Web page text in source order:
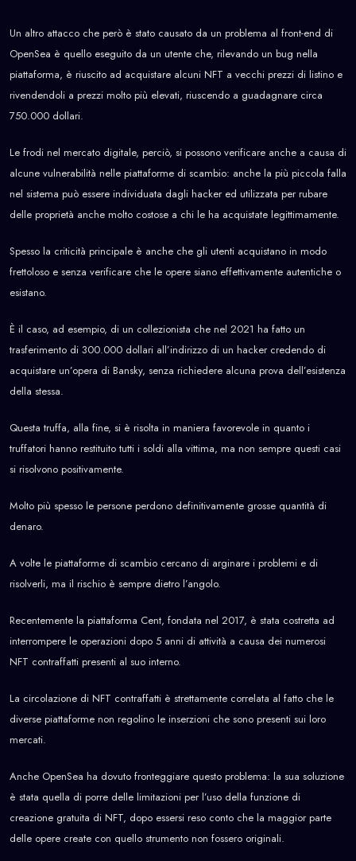
Un altro attacco che però è stato causato da un problema al front-end di
OpenSea è quello eseguito da un utente che, rilevando un bug nella
piattaforma, è riuscito ad acquistare alcuni NFT a vecchi prezzi di listino e
rivendendoli a prezzi molto più elevati, riuscendo a guadagnare circa
750.000 dollari.
Le frodi nel mercato digitale, perciò, si possono verificare anche a causa di
alcune vulnerabilità nelle piattaforme di scambio: anche la più piccola falla
nel sistema può essere individuata dagli hacker ed utilizzata per rubare
delle proprietà anche molto costose a chi le ha acquistate legittimamente.
Spesso la criticità principale è anche che gli utenti acquistano in modo
frettoloso e senza verificare che le opere siano effettivamente autentiche o
esistano.
È il caso, ad esempio, di un collezionista che nel 2021 ha fatto un
trasferimento di 300.000 dollari all’indirizzo di un hacker credendo di
acquistare un’opera di Bansky, senza richiedere alcuna prova dell’esistenza
della stessa.
Questa truffa, alla fine, si è risolta in maniera favorevole in quanto i
truffatori hanno restituito tutti i soldi alla vittima, ma non sempre questi casi
si risolvono positivamente.
Molto più spesso le persone perdono definitivamente grosse quantità di
denaro.
A volte le piattaforme di scambio cercano di arginare i problemi e di
risolverli, ma il rischio è sempre dietro l’angolo.
Recentemente la piattaforma Cent, fondata nel 2017, è stata costretta ad
interrompere le operazioni dopo 5 anni di attività a causa dei numerosi
NFT contraffatti presenti al suo interno.
La circolazione di NFT contraffatti è strettamente correlata al fatto che le
diverse piattaforme non regolino le inserzioni che sono presenti sui loro
mercati.
Anche OpenSea ha dovuto fronteggiare questo problema: la sua soluzione
è stata quella di porre delle limitazioni per l’uso della funzione di
creazione gratuita di NFT, dopo essersi reso conto che la maggior parte
delle opere create con quello strumento non fossero originali.